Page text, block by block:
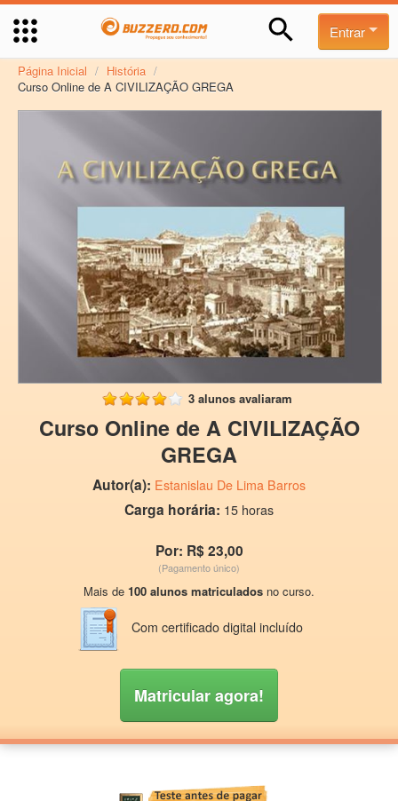
Entrar
Página Inicial / História /
Curso Online de A CIVILIZAÇÃO GREGA
3 alunos avaliaram
Curso Online de A CIVILIZAÇÃO
GREGA
Autor(a): Estanislau De Lima Barros
Carga horária: 15 horas
Por: R$ 23,00
(Pagamento único)
Mais de 100 alunos matriculados no curso.
Com certificado digital incluído
Matricular agora!